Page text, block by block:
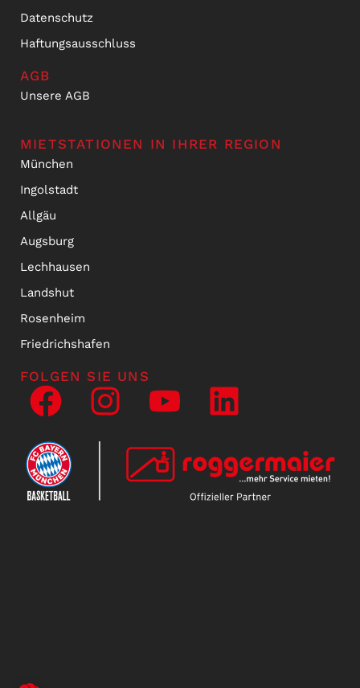
Datenschutz
Haftungsausschluss
AGB
Unsere AGB
MIETSTATIONEN IN IHRER REGION
München
Ingolstadt
Allgäu
Augsburg
Lechhausen
Landshut
Rosenheim
Friedrichshafen
FOLGEN SIE UNS